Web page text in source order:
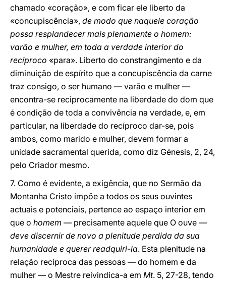
chamado «coração», e com ficar ele liberto da
«concupiscência», de modo que naquele coração
possa resplandecer mais plenamente o homem:
varão e mulher, em toda a verdade interior do
recíproco «para». Liberto do constrangimento e da
diminuição de espírito que a concupiscência da carne
traz consigo, o ser humano — varão e mulher —
encontra-se reciprocamente na liberdade do dom que
é condição de toda a convivência na verdade, e, em
particular, na liberdade do recíproco dar-se, pois
ambos, como marido e mulher, devem formar a
unidade sacramental querida, como diz Génesis, 2, 24,
pelo Criador mesmo.
7. Como é evidente, a exigência, que no Sermão da
Montanha Cristo impõe a todos os seus ouvintes
actuais e potenciais, pertence ao espaço interior em
que o homem — precisamente aquele que O ouve —
deve discernir de novo a plenitude perdida da sua
humanidade e querer readquiri-la. Esta plenitude na
relação recíproca das pessoas — do homem e da
mulher — o Mestre reivindica-a em Mt. 5, 27-28, tendo